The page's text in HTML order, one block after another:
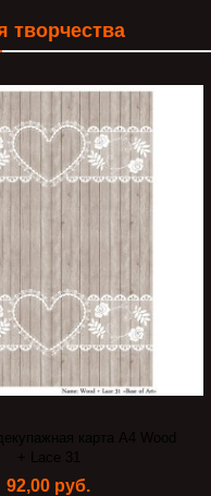
творчества
карта А4 Wood
+ Lace 31
92,00 руб.